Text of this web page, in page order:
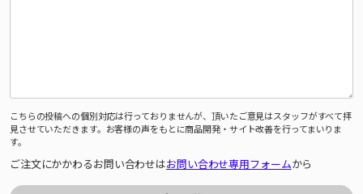
こちらの投稿への個別対応は行っておりませんが、頂いたご意見はスタッフがすべて拝
見させていただきます。お客様の声をもとに商品開発・サイト改善を行ってまいりま
す。
ご注文にかかわるお問い合わせはお問い合わせ専用フォームから